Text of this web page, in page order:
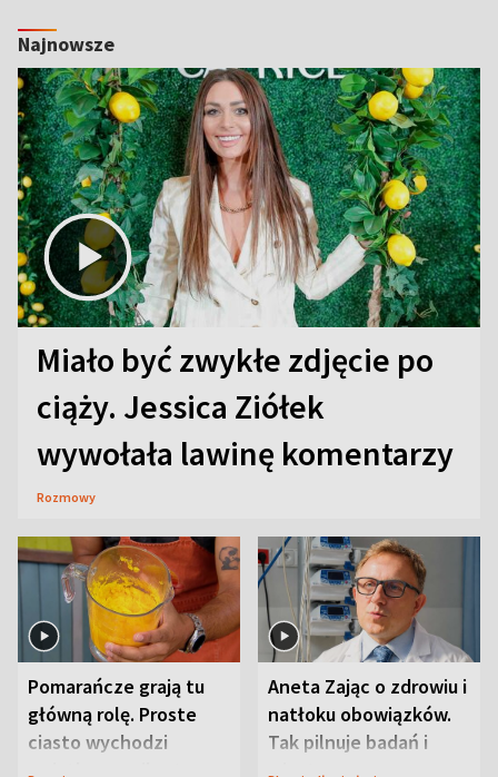
Najnowsze
Miało być zwykłe zdjęcie po
ciąży. Jessica Ziółek
wywołała lawinę komentarzy
Rozmowy
Pomarańcze grają tu
główną rolę. Proste
ciasto wychodzi
wyjątkowo wilgotne
Aneta Zając o zdrowiu i
natłoku obowiązków.
Tak pilnuje badań i
wizyt